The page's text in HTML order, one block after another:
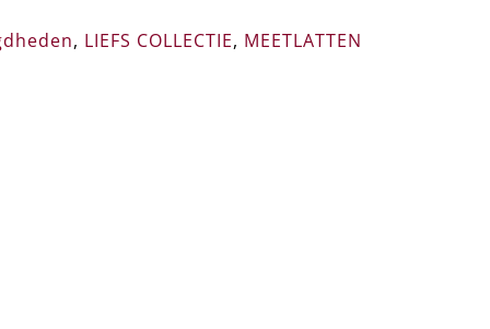
, LIEFS COLLECTIE, MEETLATTEN